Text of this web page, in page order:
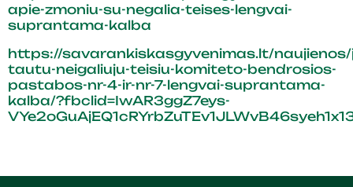
apie-zmoniu-su-negalia-teises-lengvai-
suprantama-kalba
https://savarankiskasgyvenimas.lt/
tautu-neigaliuju-teisiu-komiteto-bendrosios-
pastabos-nr-4-ir-nr-7-lengvai-suprantama-
kalba/?fbclid=IwAR3ggZ7eys-